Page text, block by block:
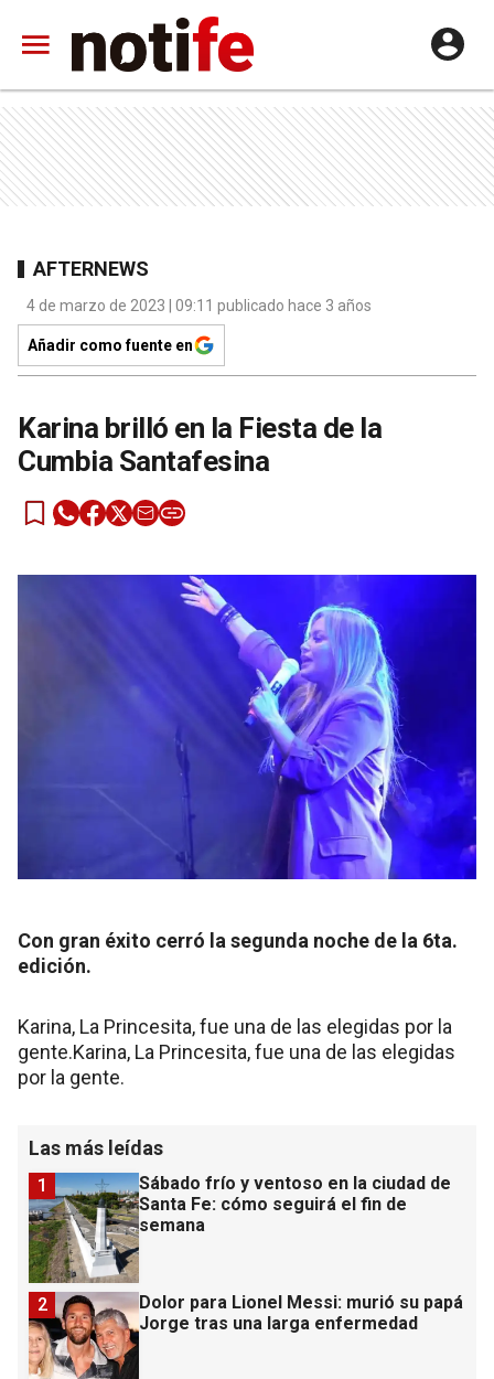
AFTERNEWS
4 de marzo de 2023 | 09:11 publicado hace 3 años
Añadir como fuente en
Karina brilló en la Fiesta de la
Cumbia Santafesina
Con gran éxito cerró la segunda noche de la 6ta.
edición.
Karina, La Princesita, fue una de las elegidas por la
gente.Karina, La Princesita, fue una de las elegidas
por la gente.
Las más leídas
Sábado frío y ventoso en la ciudad de
Santa Fe: cómo seguirá el fin de
semana
1
Dolor para Lionel Messi: murió su papá
Jorge tras una larga enfermedad
2